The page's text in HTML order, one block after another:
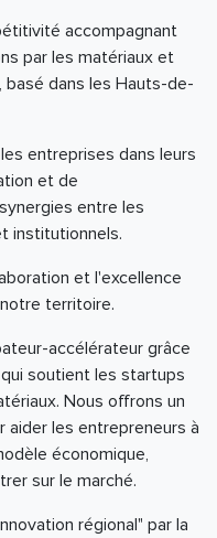
accompagnant
par les matériaux et
dans les Hauts-de-
entreprises dans leurs
et de
entre les
institutionnels.
et l'excellence
territoire.
accélérateur grâce
soutient les startups
Nous offrons un
aider les entrepreneurs à
économique,
sur le marché.
régional" par la